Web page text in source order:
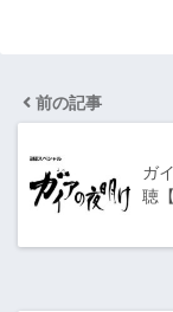
前の記事
ガ
聴